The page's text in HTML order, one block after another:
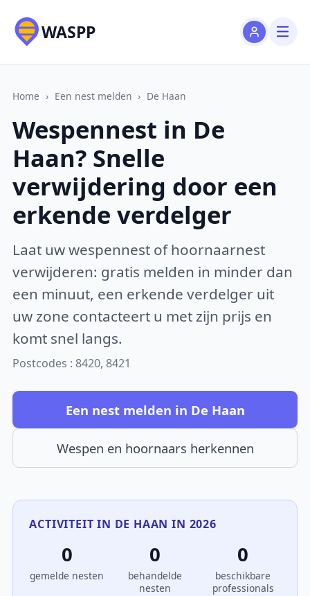
WASPP
Home › Een nest melden › De Haan
Wespennest in De
Haan? Snelle
verwijdering door een
erkende verdelger
Laat uw wespennest of hoornaarnest
verwijderen: gratis melden in minder dan
een minuut, een erkende verdelger uit
uw zone contacteert u met zijn prijs en
komt snel langs.
Postcodes : 8420, 8421
Een nest melden in De Haan
Wespen en hoornaars herkennen
ACTIVITEIT IN DE HAAN IN 2026
0
gemelde nesten
0
behandelde
nesten
0
beschikbare
professionals